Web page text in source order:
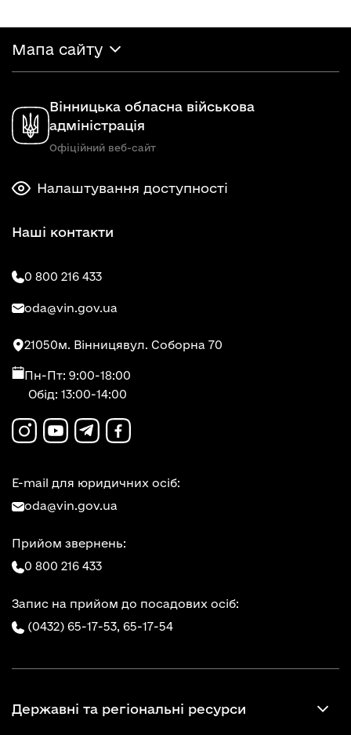
Мапа сайту
Вінницька обласна військова
адміністрація
Офіційний веб-сайт
Налаштування доступності
Наші контакти
0 800 216 433
oda@vin.gov.ua
21050м. Вінницявул. Соборна 70
Пн-Пт: 9:00-18:00
Обід: 13:00-14:00
E-mail для юридичних осіб:
oda@vin.gov.ua
Прийом звернень:
0 800 216 433
Запис на прийом до посадових осіб:
(0432) 65-17-53, 65-17-54
Державні та регіональні ресурси